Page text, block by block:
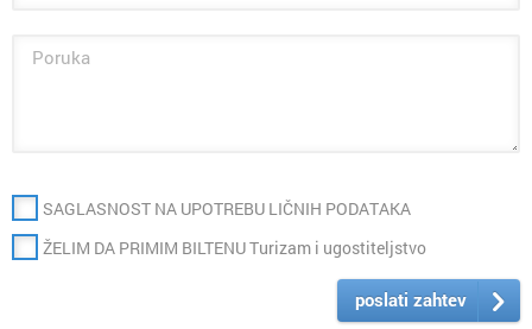
SAGLASNOST NA UPOTREBU LIČNIH PODATAKA
ŽELIM DA PRIMIM BILTENU Turizam i ugostiteljstvo
poslati zahtev